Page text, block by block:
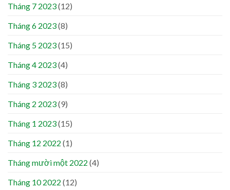
Tháng 7 2023(12)
Tháng 6 2023(8)
Tháng 5 2023(15)
Tháng 4 2023(4)
Tháng 3 2023(8)
Tháng 2 2023(9)
Tháng 1 2023(15)
Tháng 12 2022 (1)
Tháng mười một 2022 (4)
Tháng 10 2022 (12)